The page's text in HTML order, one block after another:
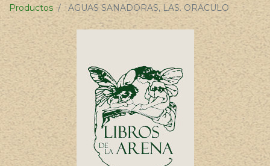
Productos AGUAS SANADORAS, LAS. ORACULO